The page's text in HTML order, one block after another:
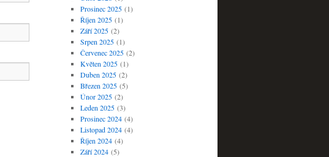
Prosinec 2025(1)
Říjen 2025(1)
Září 2025(2)
Srpen 2025(1)
Červenec 2025(2)
Květen 2025(1)
Duben 2025(2)
Březen 2025(5)
Únor 2025(2)
Leden 2025(3)
Prosinec 2024(4)
Listopad 2024(4)
Říjen 2024(4)
Září 2024(5)